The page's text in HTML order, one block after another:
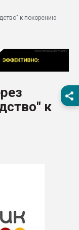
28.07.2026
первый план в
28.07.2026
ситуацией на
к покорению
к